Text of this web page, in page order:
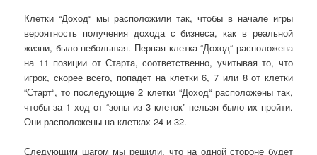
Клетки“Доход“ мы расположили так, чтобы в начале игры
вероятность получения дохода с бизнеса, как в реальной
жизни, было небольшая. Первая клетка“Доход“ расположена
на 11 позиции от Старта, соответственно, учитывая то, что
игрок, скорее всего, попадет на клетки 6, 7 или 8 от клетки
“Старт“, то последующие 2 клетки “Доход“расположены так,
чтобы за 1 ход от “зоны из 3 клеток” нельзя было их пройти.
Они расположены на клетках 24 и 32.
Следующим шагом мы решили, что на одной стороне будет